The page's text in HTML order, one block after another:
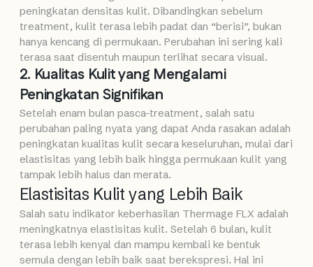
peningkatan densitas kulit. Dibandingkan sebelum
treatment, kulit terasa lebih padat dan “berisi”, bukan
hanya kencang di permukaan. Perubahan ini sering kali
terasa saat disentuh maupun terlihat secara visual.
2. Kualitas Kulit yang Mengalami
Peningkatan Signifikan
Setelah enam bulan pasca-treatment, salah satu
perubahan paling nyata yang dapat Anda rasakan adalah
peningkatan kualitas kulit secara keseluruhan, mulai dari
elastisitas yang lebih baik hingga permukaan kulit yang
tampak lebih halus dan merata.
Elastisitas Kulit yang Lebih Baik
Salah satu indikator keberhasilan Thermage FLX adalah
meningkatnya elastisitas kulit. Setelah 6 bulan, kulit
terasa lebih kenyal dan mampu kembali ke bentuk
semula dengan lebih baik saat berekspresi. Hal ini